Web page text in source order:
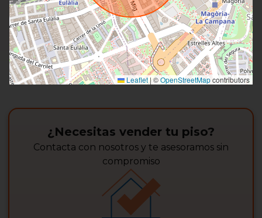
Leaflet|©OpenStreetMapcontributors
¿Necesitas vender tu piso?
Contacta con nosotros y te asesoramos sin
compromiso